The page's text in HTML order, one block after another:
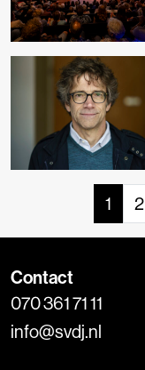
1 2
Contact
070 361 71 11
info@svdj.nl